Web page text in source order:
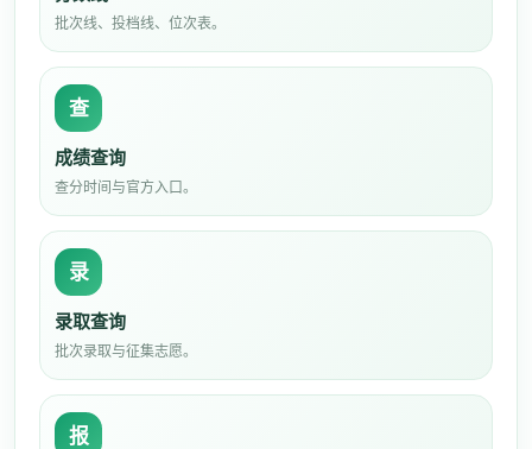
批次线、投档线、位次表。
查
成绩查询
查分时间与官方入口。
录
录取查询
批次录取与征集志愿。
报